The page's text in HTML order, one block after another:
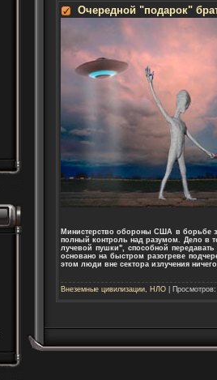
Очередной "подарок"
Министерство обороны США в борьбе
полный контроль над разумом. Дело в
лучевой пушки", способной
основано на быстром разогреве
этом люди вне сектора излучения
Внеземные цивилизации, НЛО| Просмотров: